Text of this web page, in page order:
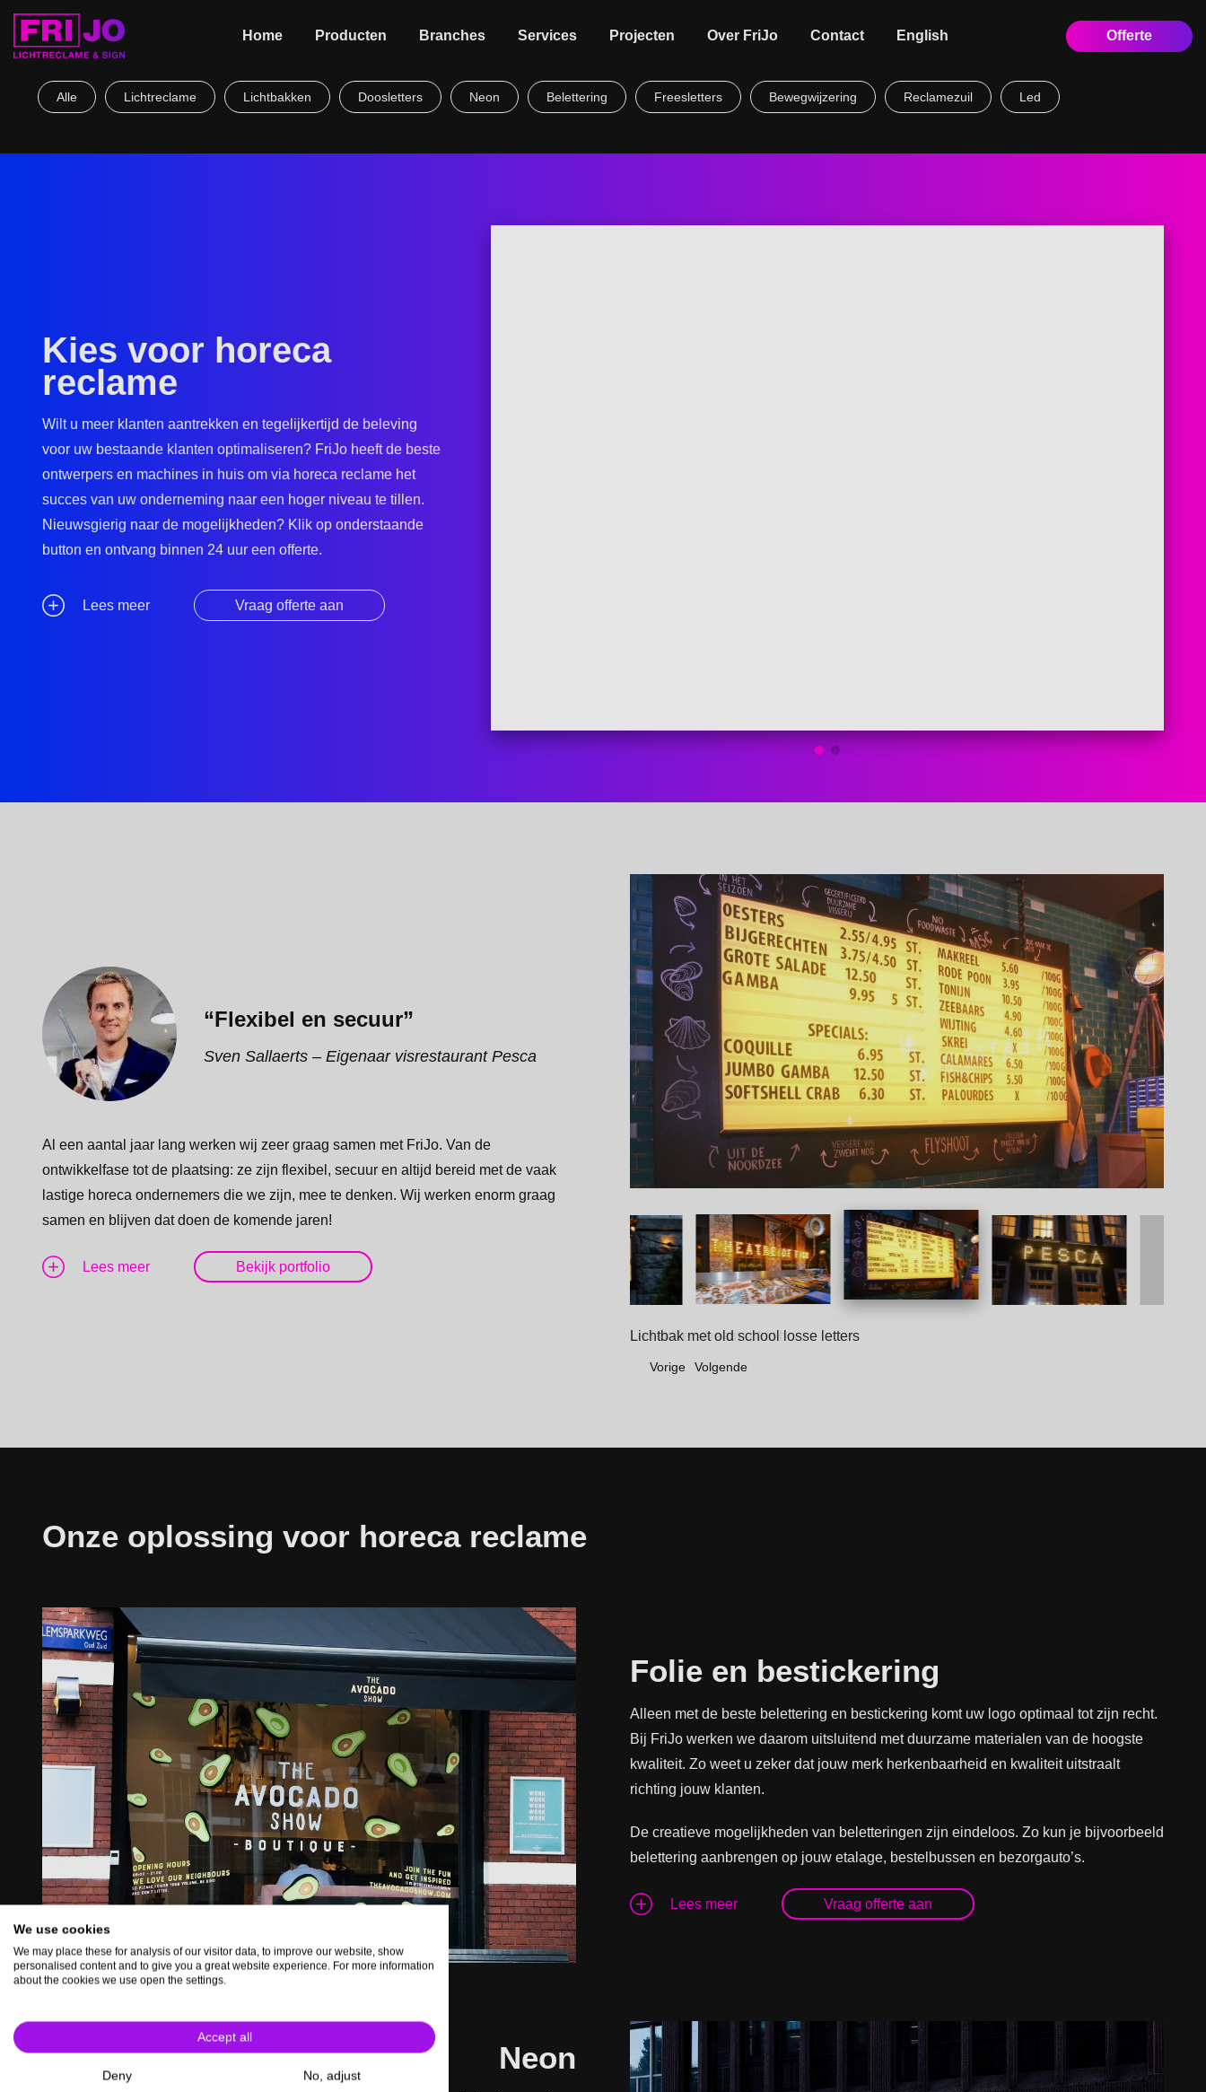
Home Producten Branches Services Projecten Over FriJo Contact English Offerte
Alle Lichtreclame Lichtbakken Doosletters Neon Belettering Freesletters Bewegwijzering Reclamezuil Led
Kies voor horeca
reclame
Wilt u meer klanten aantrekken en tegelijkertijd de beleving
voor uw bestaande klanten optimaliseren? FriJo heeft de beste
ontwerpers en machines in huis om via horeca reclame het
succes van uw onderneming naar een hoger niveau te tillen.
Nieuwsgierig naar de mogelijkheden? Klik op onderstaande
button en ontvang binnen 24 uur een offerte.
Lees meer Vraag offerte aan
“Flexibel en secuur”
Sven Sallaerts – Eigenaar visrestaurant Pesca
Al een aantal jaar lang werken wij zeer graag samen met FriJo. Van de
ontwikkelfase tot de plaatsing: ze zijn flexibel, secuur en altijd bereid met de vaak
lastige horeca ondernemers die we zijn, mee te denken. Wij werken enorm graag
samen en blijven dat doen de komende jaren!
Lees meer Bekijk portfolio
Lichtbak met old school losse letters
Vorige Volgende
Onze oplossing voor horeca reclame
Folie en bestickering
Alleen met de beste belettering en bestickering komt uw logo optimaal tot zijn recht.
Bij FriJo werken we daarom uitsluitend met duurzame materialen van de hoogste
kwaliteit. Zo weet u zeker dat jouw merk herkenbaarheid en kwaliteit uitstraalt
richting jouw klanten.
De creatieve mogelijkheden van beletteringen zijn eindeloos. Zo kun je bijvoorbeeld
belettering aanbrengen op jouw etalage, bestelbussen en bezorgauto’s.
Lees meer Vraag offerte aan
Neon
We use cookies
We may place these for analysis of our visitor data, to improve our website, show
personalised content and to give you a great website experience. For more information
about the cookies we use open the settings.
Accept all
Deny No, adjust